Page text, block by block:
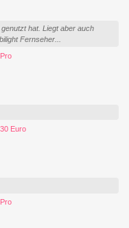
hat. Liegt aber auch
Fernseher...
Euro